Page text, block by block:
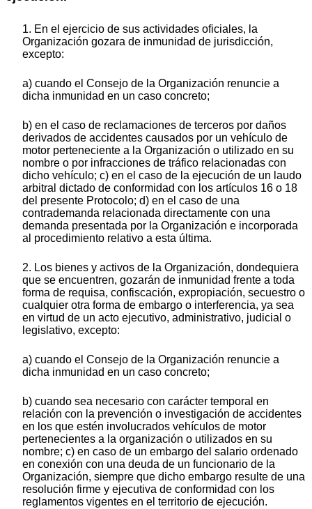
1. En el ejercicio de sus actividades oficiales, la
Organización gozara de inmunidad de jurisdicción,
excepto:
a) cuando el Consejo de la Organización renuncie a
dicha inmunidad en un caso concreto;
b) en el caso de reclamaciones de terceros por daños
derivados de accidentes causados por un vehículo de
motor perteneciente a la Organización o utilizado en su
nombre o por infracciones de tráfico relacionadas con
dicho vehículo; c) en el caso de la ejecución de un laudo
arbitral dictado de conformidad con los artículos 16 o 18
del presente Protocolo; d) en el caso de una
contrademanda relacionada directamente con una
demanda presentada por la Organización e incorporada
al procedimiento relativo a esta última.
2. Los bienes y activos de la Organización, dondequiera
que se encuentren, gozarán de inmunidad frente a toda
forma de requisa, confiscación, expropiación, secuestro o
cualquier otra forma de embargo o interferencia, ya sea
en virtud de un acto ejecutivo, administrativo, judicial o
legislativo, excepto:
a) cuando el Consejo de la Organización renuncie a
dicha inmunidad en un caso concreto;
b) cuando sea necesario con carácter temporal en
relación con la prevención o investigación de accidentes
en los que estén involucrados vehículos de motor
pertenecientes a la organización o utilizados en su
nombre; c) en caso de un embargo del salario ordenado
en conexión con una deuda de un funcionario de la
Organización, siempre que dicho embargo resulte de una
resolución firme y ejecutiva de conformidad con los
reglamentos vigentes en el territorio de ejecución.